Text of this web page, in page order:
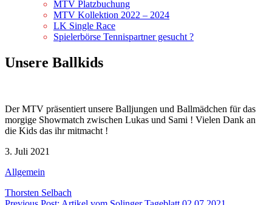
MTV Platzbuchung
MTV Kollektion 2022 – 2024
LK Single Race
Spielerbörse Tennispartner gesucht ?
Unsere Ballkids
Der MTV präsentiert unsere Balljungen und Ballmädchen für das
morgige Showmatch zwischen Lukas und Sami ! Vielen Dank an
die Kids das ihr mitmacht !
3. Juli 2021
Allgemein
Thorsten Selbach